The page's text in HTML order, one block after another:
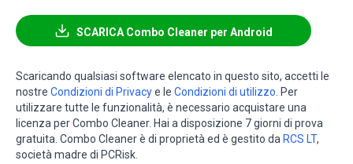
SCARICA Combo Cleaner per Android
Scaricando qualsiasi software elencato in questo sito, accetti le
nostre Condizioni di Privacye le Condizioni di utilizzo . Per
utilizzare tutte le funzionalità, è necessario acquistare una
licenza per Combo Cleaner. Hai a disposizione 7 giorni di prova
gratuita. Combo Cleaner è di proprietà ed è gestito da RCS LT,
società madre di PCRisk.